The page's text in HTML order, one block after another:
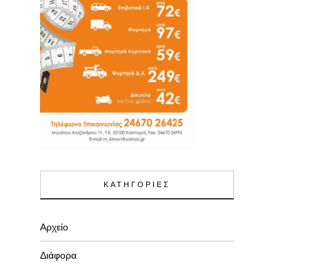
ΚΑΤΗΓΟΡΙΕΣ
Αρχείο
Διάφορα